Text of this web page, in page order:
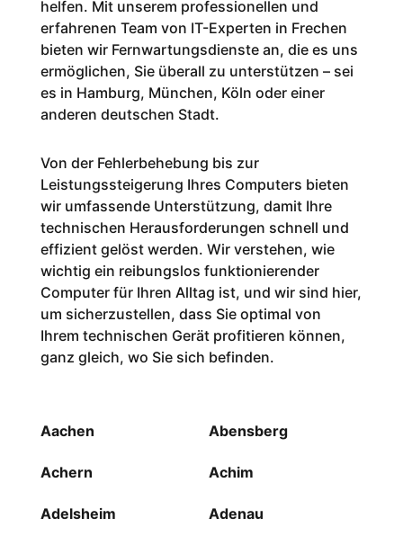
helfen. Mit unserem professionellen und
erfahrenen Team von IT-Experten in Frechen
bieten wir Fernwartungsdienste an, die es uns
ermöglichen, Sie überall zu unterstützen – sei
es in Hamburg, München, Köln oder einer
anderen deutschen Stadt.
Von der Fehlerbehebung bis zur
Leistungssteigerung Ihres Computers bieten
wir umfassende Unterstützung, damit Ihre
technischen Herausforderungen schnell und
effizient gelöst werden. Wir verstehen, wie
wichtig ein reibungslos funktionierender
Computer für Ihren Alltag ist, und wir sind hier,
um sicherzustellen, dass Sie optimal von
Ihrem technischen Gerät profitieren können,
ganz gleich, wo Sie sich befinden.
Aachen Abensberg
Achern Achim
Adelsheim Adenau